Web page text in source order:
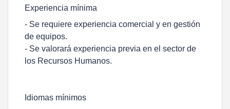
Experiencia mínima
- Se requiere experiencia comercial y en gestión
de equipos.
- Se valorará experiencia previa en el sector de
los Recursos Humanos.
Idiomas mínimos